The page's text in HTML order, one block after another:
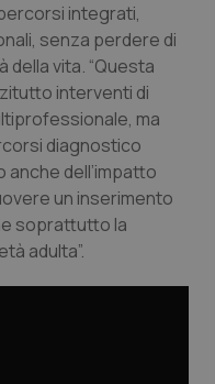
integrati,
senza perdere di
della vita. “Questa
interventi di
ma
diagnostico
dell’impatto
un inserimento
soprattutto la
adulta”.
CookieScript
www.quotidianosanita.it